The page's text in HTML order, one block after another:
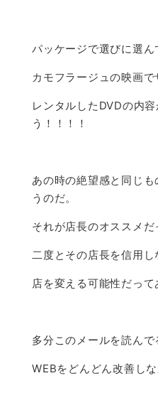
パッケージで選びに選ん
カモフラージュの映画
レンタルしたDVDの内
う！！！！
あの時の絶望感と同じ
うのだ。
それが店長のオススメだ
二度とその店長を信用し
店を変える可能性だって
多分このメールを読んで
WEBをどんどん改善し